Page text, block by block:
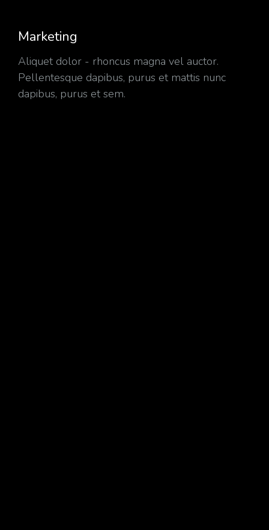
Marketing
Aliquet dolor - rhoncus magna vel auctor.
Pellentesque dapibus, purus et mattis nunc
dapibus, purus et sem.